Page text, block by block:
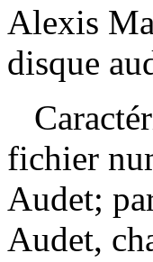
Alexis
disque
fichier
Audet;
Audet,